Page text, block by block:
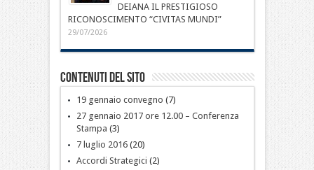
DEIANA IL PRESTIGIOSO
RICONOSCIMENTO “CIVITAS MUNDI”
29/07/2026
Contenuti del sito
19 gennaio convegno (7)
27 gennaio 2017 ore 12.00 – Conferenza
Stampa (3)
7 luglio 2016(20)
Accordi Strategici (2)